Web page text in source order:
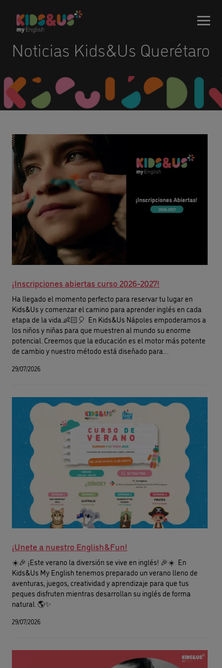
Noticias Kids&Us Querétaro
¡Inscripciones abiertas curso 2026-2027!
Ha llegado el momento perfecto para reservar tu lugar en
Kids&Us y comenzar el camino para aprender inglés en cada
etapa de la vida.👶🏻🎈 En Kids&Us Nápoles empoderamos a
los niños y niñas para que muestren al mundo su enorme
potencial. Creemos que la educación es el motor más potente
de cambio y nuestro método está diseñado para
significativa.
29/07/2026
¡Unete a nuestro English&Fun!
☀️🎉 ¡Este verano la diversión se vive en inglés! 🎉☀️ En
Kids&Us My English tenemos preparado un verano lleno de
aventuras, juegos, creatividad y aprendizaje para que tus
peques disfruten mientras desarrollan su inglés de forma
natural. 🌎✨
29/07/2026